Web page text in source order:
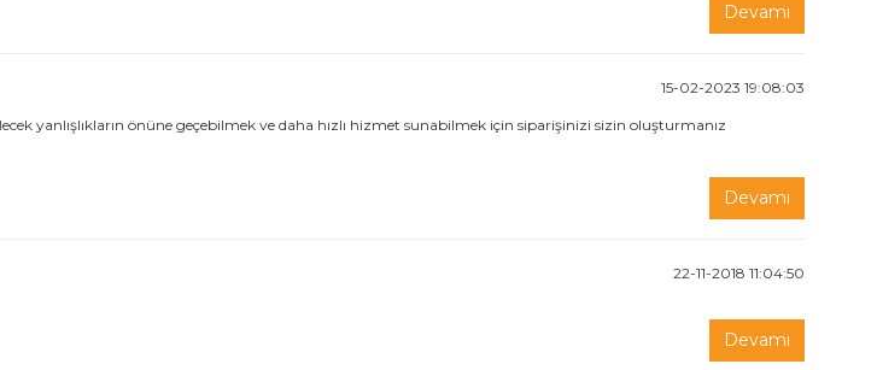
Devamı
15-02-2023 19:08:03
yanlışlıkların önüne geçebilmek ve daha hızlı hizmet sunabilmek için siparişinizi sizin oluşturmanız
Devamı
22-11-2018 11:04:50
Devamı